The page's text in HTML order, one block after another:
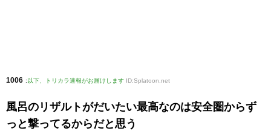
1006 :以下、トリカラ速報がお届けします ID:Splatoon.net
風呂のリザルトがだいたい最高なのは安全圏からず
っと撃ってるからだと思う